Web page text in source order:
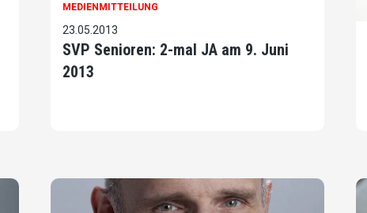
MEDIENMITTEILUNG
23.05.2013
SVP Senioren: 2-mal JA am 9. Juni
2013